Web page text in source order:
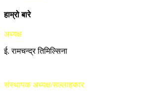
हाम्रो बारे
अध्यक्ष
ई. रामचन्द्र तिमिल्सिना
संस्थापक अध्यक्ष/सल्लाहकार